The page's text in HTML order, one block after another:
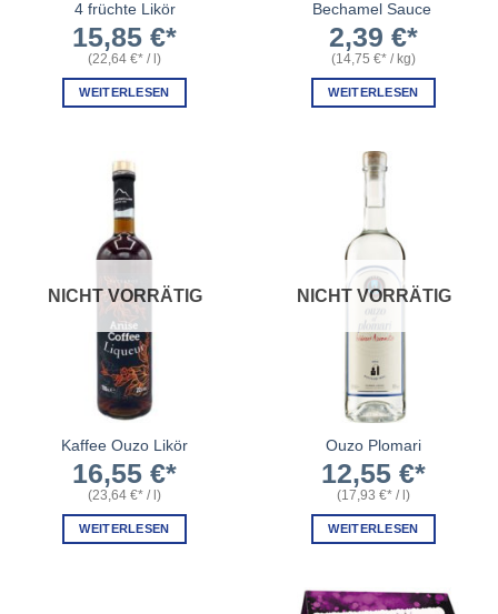
4 früchte Likör
15,85 €
(22,64 € / )
WEITERLESEN
Bechamel Sauce
2,39 €
(14,75 € / kg)
WEITERLESEN
NICHT VORRÄTIG
Kaffee Ouzo Likör
16,55 €
(23,64 € / )
WEITERLESEN
NICHT VORRÄTIG
Ouzo Plomari
12,55 €
(17,93 € / )
WEITERLESEN